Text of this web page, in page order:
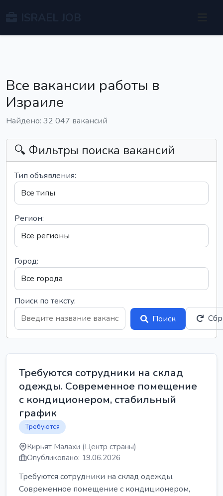
Все вакансии работы в
Израиле
Найдено: 32 047 вакансий
🔍 Фильтры поиска вакансий
Тип объявления:
Регион:
Город:
Поиск по тексту:
Поиск
Требуются сотрудники на склад
одежды. Современное помещение
с кондиционером, стабильный
график
Требуются
Кирьят Малахи (Центр страны)
Опубликовано: 19.06.2026
Требуются сотрудники на склад одежды.
Современное помещение с кондиционером,